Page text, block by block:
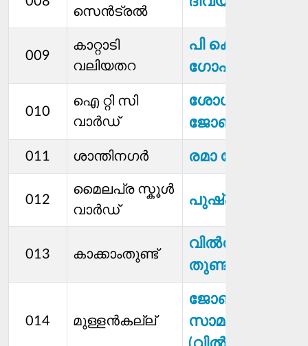
സെൻട്രൽ
009
കാറ്റാടി
വലിയതറ
പി കെ
ഗോപി
010
ഐ റ്റി സി
വാർഡ്
ശോശാമ്മ
ജോൺസൺ
011 ശാന്തിനഗർ രമാ ദേവി
012
മൈലപ്ര സ്കൂൾ
വാര്‍ഡ്
പുഷ്പലത
013 കാക്കാംതുണ്ട്
വിൽസൺ
തുണ്ടിയത്ത്
014 മുള്ളന്‍കല്ല്
ജോൺ എം
സാമുവേൽ